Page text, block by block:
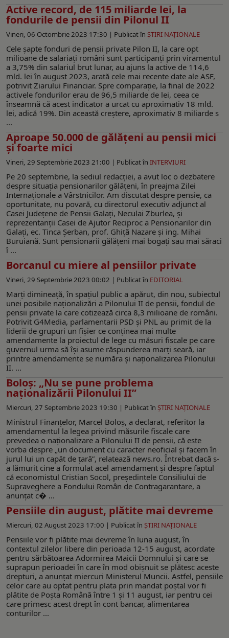
Active record, de 115 miliarde lei, la
fondurile de pensii din Pilonul II
Vineri, 06 Octombrie 2023 17:30 | Publicat în ŞTIRI NAŢIONALE
Cele șapte fonduri de pensii private Pilon II, la care opt
milioane de salariaţi români sunt participanţi prin viramentul
a 3,75% din salariul brut lunar, au ajuns la active de 114,6
mld. lei în august 2023, arată cele mai recente date ale ASF,
potrivit Ziarului Financiar. Spre comparație, la final de 2022
activele fondurilor erau de 96,5 miliarde de lei, ceea ce
înseamnă că acest indicator a urcat cu aproximativ 18 mld.
lei, adică 19%. Din această creștere, aproximativ 8 miliarde s
...
Aproape 50.000 de gălățeni au pensii mici
și foarte mici
Vineri, 29 Septembrie 2023 21:00 | Publicat în INTERVIURI
Pe 20 septembrie, la sediul redacţiei, a avut loc o dezbatere
despre situaţia pensionarilor gălăţeni, în preajma Zilei
Internaţionale a Vârstnicilor. Am discutat despre pensie, ca
oportunitate, nu povară, cu directorul executiv adjunct al
Casei Judeţene de Pensii Galaţi, Neculai Zburlea, şi
reprezentanţii Casei de Ajutor Reciproc a Pensionarilor din
Galaţi, ec. Tinca Şerban, prof. Ghiţă Nazare şi ing. Mihai
Buruiană. Sunt pensionarii gălăţeni mai bogaţi sau mai săraci
î ...
Borcanul cu miere al pensiilor private
Vineri, 29 Septembrie 2023 00:02 | Publicat în EDITORIAL
Marți dimineață, în spațiul public a apărut, din nou, subiectul
unei posibile naționalizări a Pilonului II de pensii, fondul de
pensii private la care cotizează circa 8,3 milioane de români.
Potrivit G4Media, parlamentarii PSD și PNL au primit de la
liderii de grupuri un fișier ce conținea mai multe
amendamente la proiectul de lege cu măsuri fiscale pe care
guvernul urma să își asume răspunderea marți seară, iar
printre amendamente se număra și naționalizarea Pilonului
II. ...
Boloș: „Nu se pune problema
naţionalizării Pilonului II”
Miercuri, 27 Septembrie 2023 19:30 | Publicat în ŞTIRI NAŢIONALE
Ministrul Finanţelor, Marcel Boloş, a declarat, referitor la
amendamentul la legea privind măsurile fiscale care
prevedea o naţionalizare a Pilonului II de pensii, că este
vorba despre „un document cu caracter neoficial şi facem în
jurul lui un capăt de ţară”, relatează news.ro. Întrebat dacă s-
a lămurit cine a formulat acel amendament şi despre faptul
că economistul Cristian Socol, preşedintele Consiliului de
Supraveghere a Fondului Român de Contragarantare, a
anunţat c� ...
Pensiile din august, plătite mai devreme
Miercuri, 02 August 2023 17:00 | Publicat în ŞTIRI NAŢIONALE
Pensiile vor fi plătite mai devreme în luna august, în
contextul zilelor libere din perioada 12-15 august, acordate
pentru sărbătoarea Adormirea Maicii Domnului și care se
suprapun perioadei în care în mod obișnuit se plătesc aceste
drepturi, a anunțat miercuri Ministerul Muncii. Astfel, pensiile
celor care au optat pentru plata prin mandat poștal vor fi
plătite de Poșta Română între 1 și 11 august, iar pentru cei
care primesc acest drept în cont bancar, alimentarea
conturilor ...